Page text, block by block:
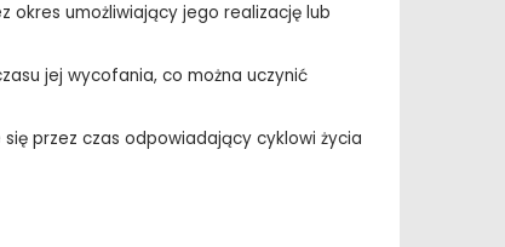
okres umożliwiający jego realizację lub
jej wycofania, co można uczynić
przez czas odpowiadający cyklowi życia